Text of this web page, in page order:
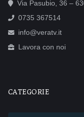
Via Pasubio, 36 –
0735 367514
info@veratv.it
Lavora con noi
CATEGORIE